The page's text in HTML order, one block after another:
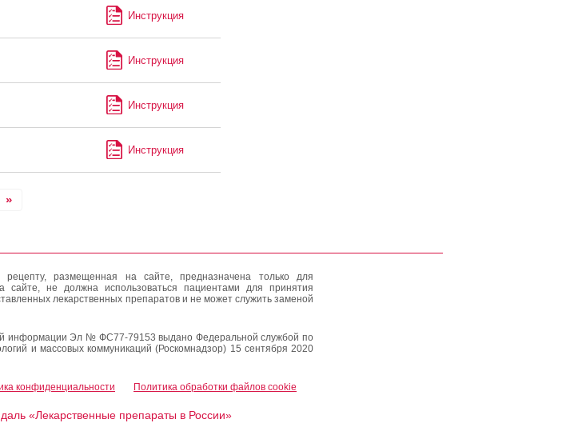
Инструкция
Инструкция
Инструкция
Инструкция
»
размещенная на сайте, предназначена только для
сайте, не должна использоваться пациентами для принятия
лекарственных препаратов и не может служить заменой
информации Эл № ФС77-79153 выдано Федеральной службой по
и массовых коммуникаций (Роскомнадзор) 15 сентября 2020
конфиденциальности Политика обработки файлов cookie
«Лекарственные препараты в России»